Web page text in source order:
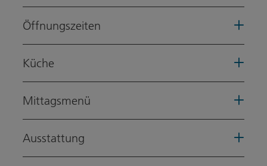
Öffnungszeiten
Küche
Mittagsmenü
Ausstattung